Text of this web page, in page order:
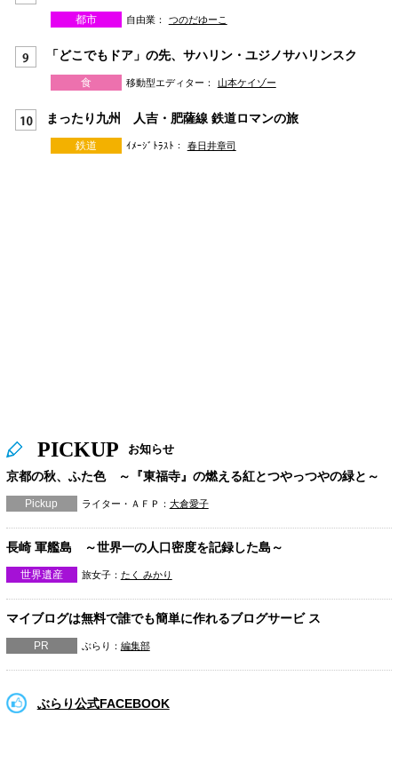
都市 自由業： つのだゆーこ
「どこでもドア」の先、サハリン・ユジノサハリンスク
食 移動型エディター： 山本ケイゾー
まったり九州 人吉・肥薩線 鉄道ロマンの旅
鉄道 ｲﾒｰｼﾞﾄﾗｽﾄ： 春日井章司
PICKUP お知らせ
京都の秋、ふた色 ～『東福寺』の燃える紅とつやっつやの緑と～
Pickup ライター・ＡＦＰ： 大倉愛子
長崎 軍艦島 ～世界一の人口密度を記録した島～
世界遺産 旅女子： たく みかり
マイブログは無料で誰でも簡単に作れるブログサービ ス
PR ぶらり： 編集部
ぶらり公式FACEBOOK